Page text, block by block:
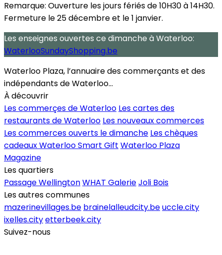
Remarque: Ouverture les jours fériés de 10H30 à 14H30.
Fermeture le 25 décembre et le 1 janvier.
Les enseignes ouvertes ce dimanche à Waterloo:
WaterlooSundayShopping.be
Waterloo Plaza, l’annuaire des commerçants et des
indépendants de Waterloo...
À découvrir
Les commerçes de Waterloo Les cartes des
restaurants de Waterloo Les nouveaux commerces
Les commerces ouverts le dimanche Les chèques
cadeaux Waterloo Smart Gift Waterloo Plaza
Magazine
Les quartiers
Passage WellingtonWHAT GalerieJoli Bois
Les autres communes
mazerinevillages.be brainelalleudcity.beuccle.city
ixelles.cityetterbeek.city
Suivez-nous